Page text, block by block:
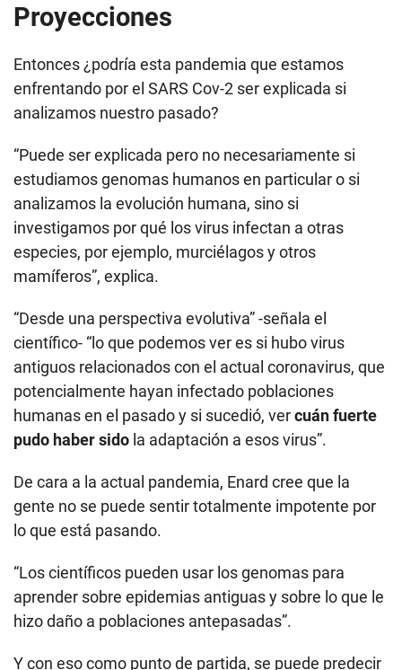
Proyecciones
Entonces ¿podría esta pandemia que estamos
enfrentando por el SARS Cov-2 ser explicada si
analizamos nuestro pasado?
“Puede ser explicada pero no necesariamente si
estudiamos genomas humanos en particular o si
analizamos la evolución humana, sino si
investigamos por qué los virus infectan a otras
especies, por ejemplo, murciélagos y otros
mamíferos”, explica.
“Desde una perspectiva evolutiva” -señala el
científico- “lo que podemos ver es si hubo virus
antiguos relacionados con el actual coronavirus, que
potencialmente hayan infectado poblaciones
humanas en el pasado y si sucedió, vercuán fuerte
pudo haber sido la adaptación a esos virus”.
De cara a la actual pandemia, Enard cree que la
gente no se puede sentir totalmente impotente por
lo que está pasando.
“Los científicos pueden usar los genomas para
aprender sobre epidemias antiguas y sobre lo que le
hizo daño a poblaciones antepasadas”.
Y con eso como punto de partida, se puede predecir